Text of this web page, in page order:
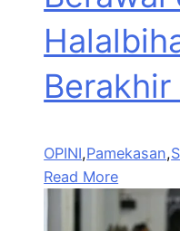
OPINI,Pamekasan,
Read More